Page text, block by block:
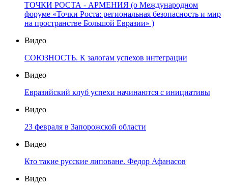
ТОЧКИ РОСТА - АРМЕНИЯ (о Международном
форуме «Точки Роста: региональная безопасность и мир
на пространстве Большой Евразии» )
Видео
СОЮЗНОСТЬ. К залогам успехов интеграции
Видео
Евразийский клуб успехи начинаются с инициативы
Видео
23 февраля в Запорожской области
Видео
Кто такие русские липоване. Федор Афанасов
Видео